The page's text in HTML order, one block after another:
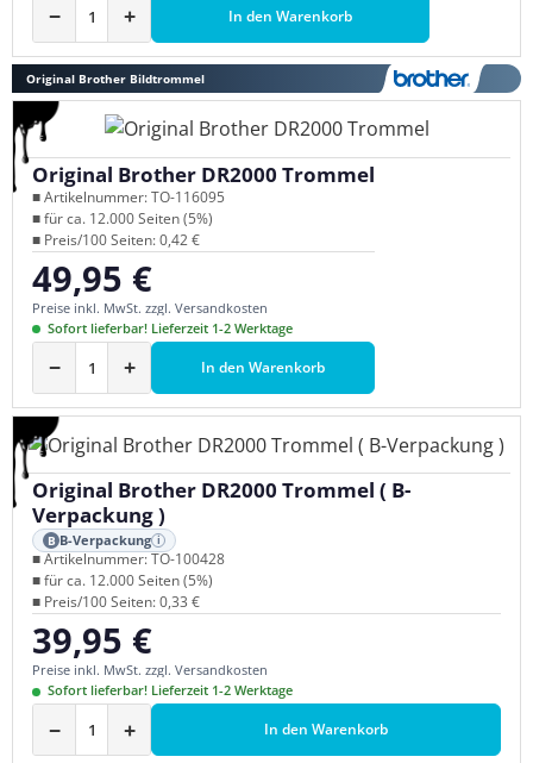
− + In den Warenkorb
Original Brother Bildtrommel
Original Brother DR2000 Trommel
■ Artikelnummer: TO-116095
■ für ca. 12.000 Seiten (5%)
■ Preis/100 Seiten: 0,42 €
Regulärer Preis:
49,95 €
Preise inkl. MwSt. zzgl. Versandkosten
Sofort lieferbar! Lieferzeit 1-2 Werktage
− + In den Warenkorb
Original Brother DR2000 Trommel ( B-
Verpackung )
B B-Verpackung i
■ Artikelnummer: TO-100428
■ für ca. 12.000 Seiten (5%)
■ Preis/100 Seiten: 0,33 €
Regulärer Preis:
39,95 €
Preise inkl. MwSt. zzgl. Versandkosten
Sofort lieferbar! Lieferzeit 1-2 Werktage
− + In den Warenkorb